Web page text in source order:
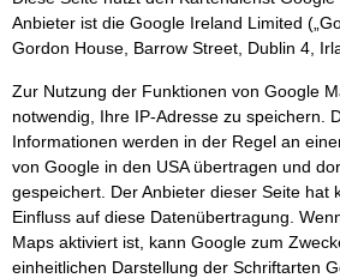
Anbieter ist die Google Ireland Limited
Gordon House, Barrow Street, Dublin 4,
Zur Nutzung der Funktionen von Google
notwendig, Ihre IP-Adresse zu speichern.
Informationen werden in der Regel an
von Google in den USA übertragen und
gespeichert. Der Anbieter dieser Seite hat
Einfluss auf diese Datenübertragung.
Maps aktiviert ist, kann Google zum
einheitlichen Darstellung der Schriftarten